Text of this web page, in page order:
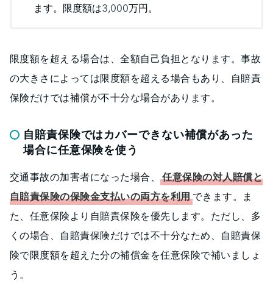
ます。限度額は3,000万円。
限度額を超える場合は、全額自己負担となります。事故
の大きさによっては限度額を超える場合もあり、自賠責
保険だけでは補償が不十分な場合があります。
自賠責保険ではカバーできない補償があった
場合に任意保険を使う
交通事故の加害者になった場合、任意保険の対人賠償と
自賠責保険の保険金支払いの両方を利用できます。ま
た、任意保険より自賠責保険を優先します。ただし、多
くの場合、自賠責保険だけでは不十分なため、自賠責保
険で限度額を超えた分の補償金を任意保険で補いましょ
う。